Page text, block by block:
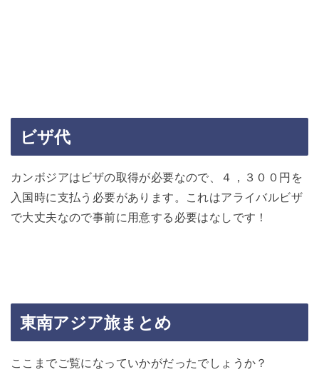
ビザ代
カンボジアはビザの取得が必要なので、４，３００円を
入国時に支払う必要があります。これはアライバルビザ
で大丈夫なので事前に用意する必要はなしです！
東南アジア旅まとめ
ここまでご覧になっていかがだったでしょうか？